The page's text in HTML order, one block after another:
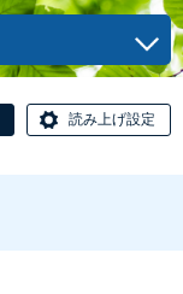
読み上げ設定